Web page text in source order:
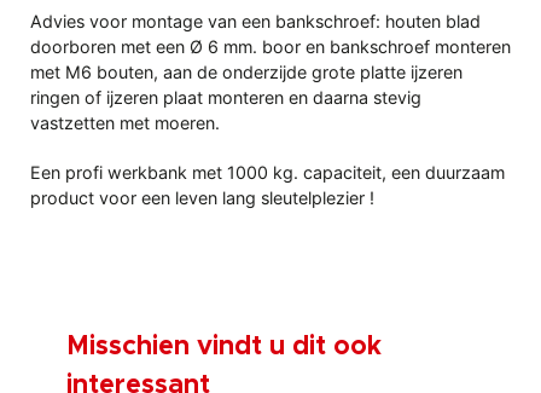
Advies voor montage van een bankschroef: houten blad
doorboren met een Ø 6 mm. boor en bankschroef monteren
met M6 bouten, aan de onderzijde grote platte ijzeren
ringen of ijzeren plaat monteren en daarna stevig
vastzetten met moeren.
Een profi werkbank met 1000 kg. capaciteit, een duurzaam
product voor een leven lang sleutelplezier !
Misschien vindt u dit ook
interessant